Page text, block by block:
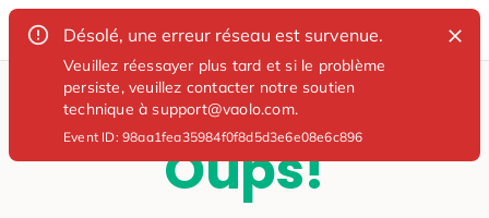
Désolé, une erreur réseau est survenue.
Veuillez réessayer plus tard et si le problème
persiste, veuillez contacter notre soutien
technique à support@vaolo.com.
Event ID:98aa1fea35984f0f8d5d3e6e08e6c896
Oups!